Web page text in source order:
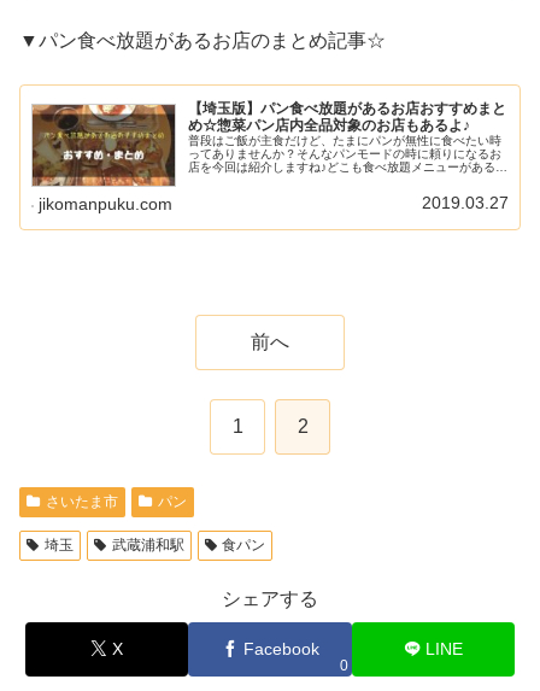
▼パン食べ放題があるお店のまとめ記事☆
【埼玉版】パン食べ放題があるお店おすすめまと
め☆惣菜パン店内全品対象のお店もあるよ♪
普段はご飯が主食だけど、たまにパンが無性に食べたい時
ってありませんか？そんなパンモードの時に頼りになるお
店を今回は紹介しますね♪どこも食べ放題メニューがあるお
jikomanpuku.com 2019.03.27
前へ
1 2
さいたま市 パン
埼玉 武蔵浦和駅 食パン
シェアする
X Facebook
0
LINE